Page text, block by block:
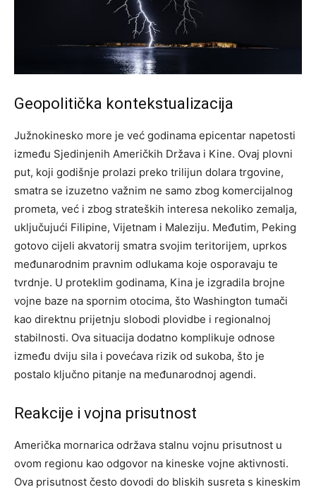
Geopolitička kontekstualizacija
Južnokinesko more je već godinama epicentar napetosti
između Sjedinjenih Američkih Država i Kine. Ovaj plovni
put, koji godišnje prolazi preko trilijun dolara trgovine,
smatra se izuzetno važnim ne samo zbog komercijalnog
prometa, već i zbog strateških interesa nekoliko zemalja,
uključujući Filipine, Vijetnam i Maleziju. Međutim, Peking
gotovo cijeli akvatorij smatra svojim teritorijem, uprkos
međunarodnim pravnim odlukama koje osporavaju te
tvrdnje. U proteklim godinama, Kina je izgradila brojne
vojne baze na spornim otocima, što Washington tumači
kao direktnu prijetnju slobodi plovidbe i regionalnoj
stabilnosti. Ova situacija dodatno komplikuje odnose
između dviju sila i povećava rizik od sukoba, što je
postalo ključno pitanje na međunarodnoj agendi.
Reakcije i vojna prisutnost
Američka mornarica održava stalnu vojnu prisutnost u
ovom regionu kao odgovor na kineske vojne aktivnosti.
Ova prisutnost često dovodi do bliskih susreta s kineskim